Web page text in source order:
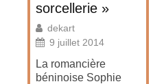
sorcellerie »
dekart
9 juillet 2014
La romancière
béninoise Sophie